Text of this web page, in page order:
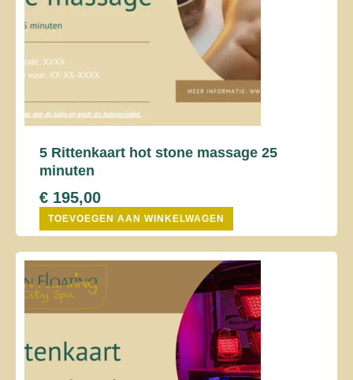
5 Rittenkaart hot stone massage 25
minuten
€195,00
TOEVOEGEN AAN WINKELWAGEN